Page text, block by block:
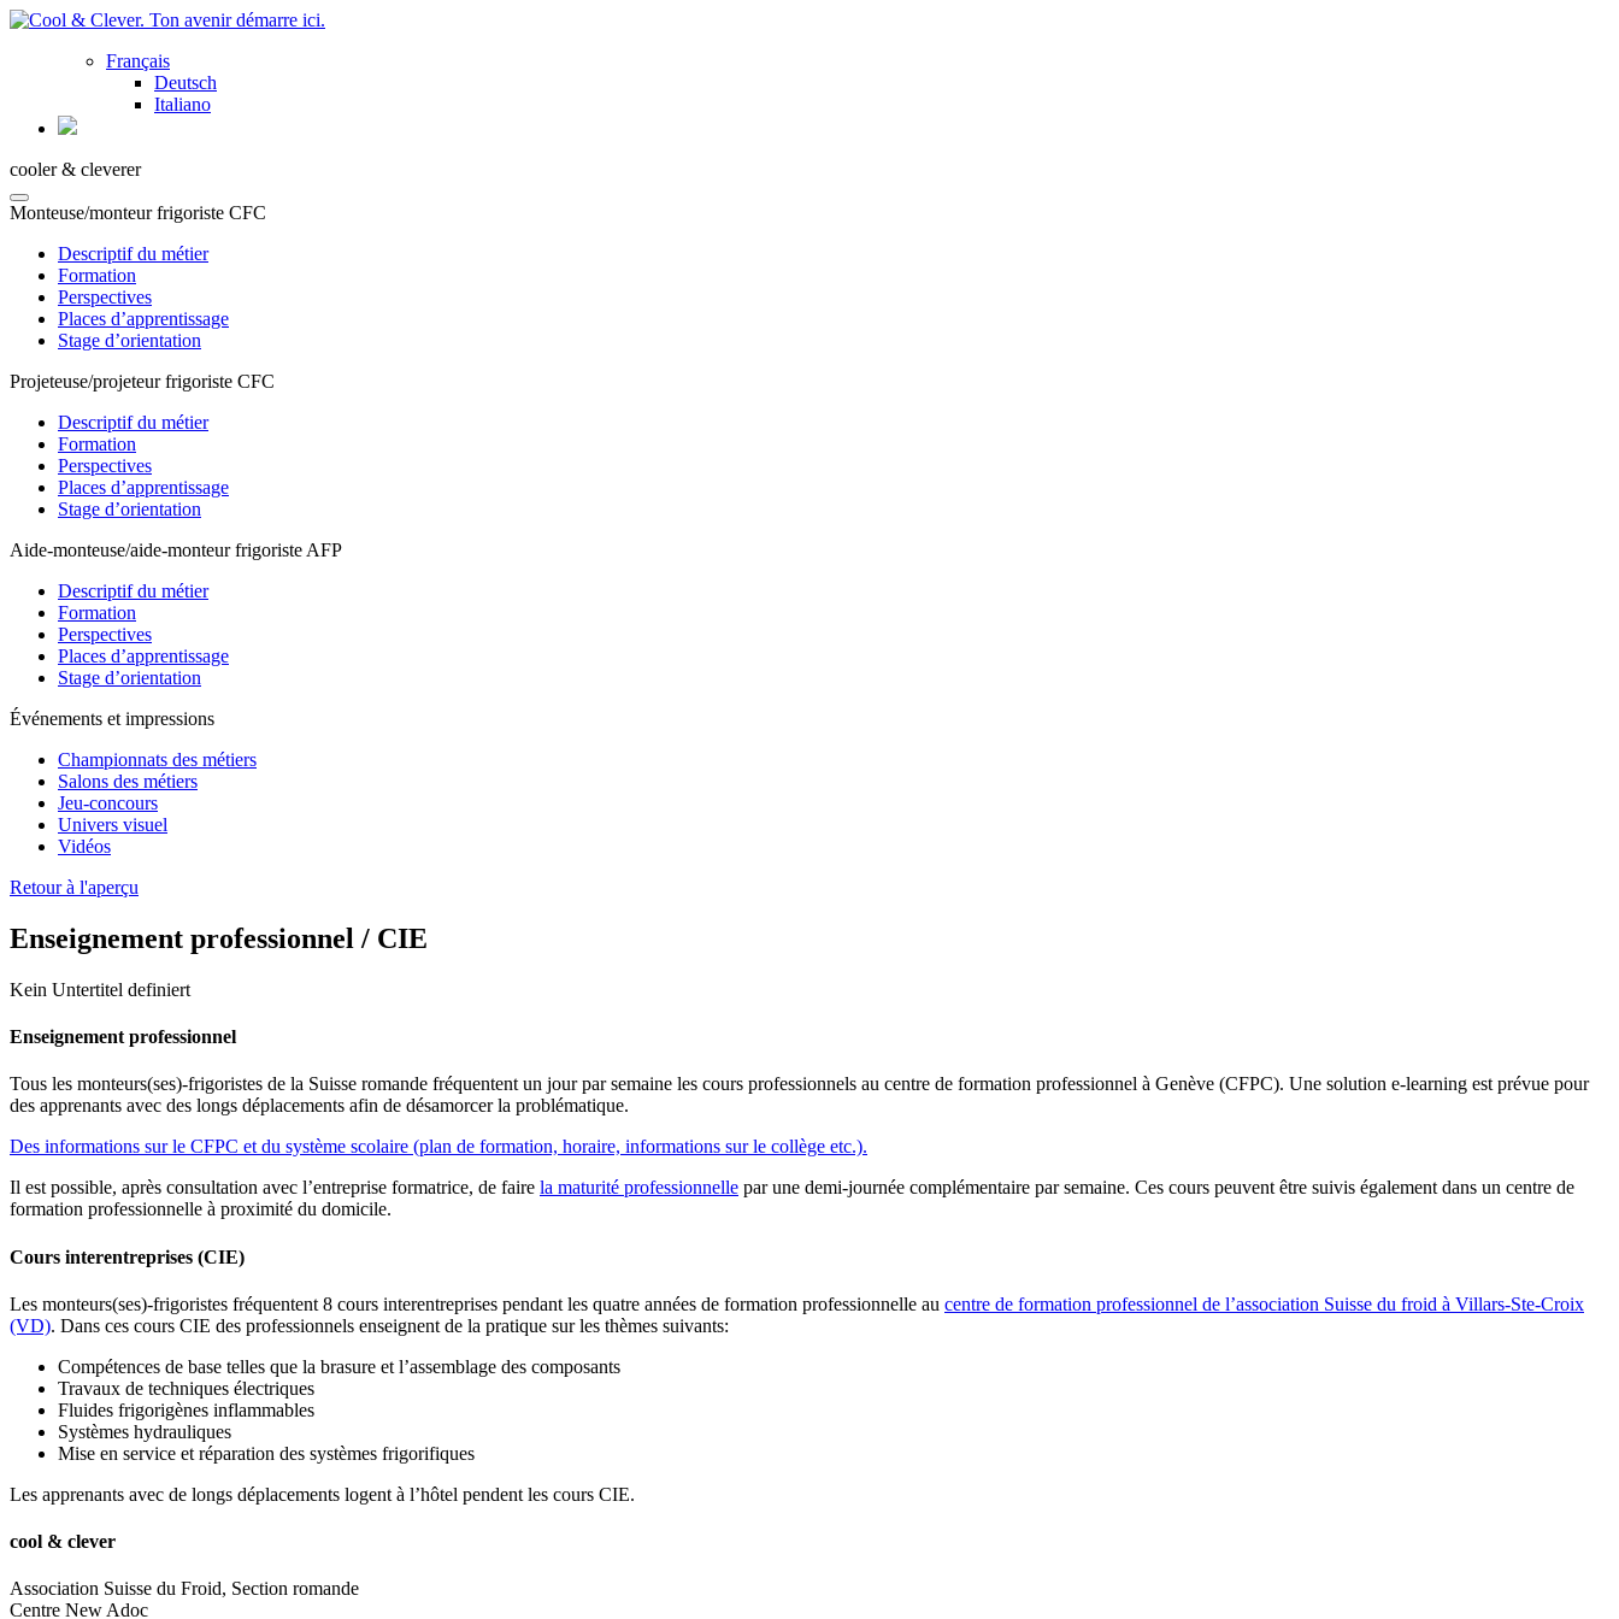
Français
Deutsch
Italiano
cooler & cleverer
Monteuse/monteur frigoriste CFC
Descriptif du métier
Formation
Perspectives
Places d’apprentissage
Stage d’orientation
Projeteuse/projeteur frigoriste CFC
Descriptif du métier
Formation
Perspectives
Places d’apprentissage
Stage d’orientation
Aide-monteuse/aide-monteur frigoriste AFP
Descriptif du métier
Formation
Perspectives
Places d’apprentissage
Stage d’orientation
Événements et impressions
Championnats des métiers
Salons des métiers
Jeu-concours
Univers visuel
Vidéos
Retour à l'aperçu
Enseignement professionnel / CIE
Kein Untertitel definiert
Enseignement professionnel
Tous les monteurs(ses)-frigoristes de la Suisse romande fréquentent un jour par semaine les cours professionnels au centre de formation professionnel à Genève (CFPC). Une solution e-learning est prévue pour
des apprenants avec des longs déplacements afin de désamorcer la problématique.
Des informations sur le CFPC et du système scolaire (plan de formation, horaire, informations sur le collège etc.).
Il est possible, après consultation avec l’entreprise formatrice, de faire la maturité professionnelle par une demi-journée complémentaire par semaine. Ces cours peuvent être suivis également dans un centre de
formation professionnelle à proximité du domicile.
Cours interentreprises (CIE)
Les monteurs(ses)-frigoristes fréquentent 8 cours interentreprises pendant les quatre années de formation professionnelle au centre de formation professionnel de l’association Suisse du froid à Villars-Ste-Croix
(VD). Dans ces cours CIE des professionnels enseignent de la pratique sur les thèmes suivants:
Compétences de base telles que la brasure et l’assemblage des composants
Travaux de techniques électriques
Fluides frigorigènes inflammables
Systèmes hydrauliques
Mise en service et réparation des systèmes frigorifiques
Les apprenants avec de longs déplacements logent à l’hôtel pendent les cours CIE.
cool & clever
Association Suisse du Froid, Section romande
Centre New Adoc